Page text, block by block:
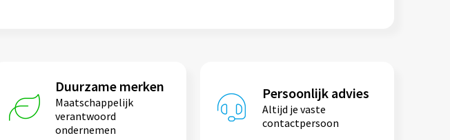
Duurzame merken
Maatschappelijk
verantwoord
ondernemen
Persoonlijk advies
Altijd je vaste
contactpersoon